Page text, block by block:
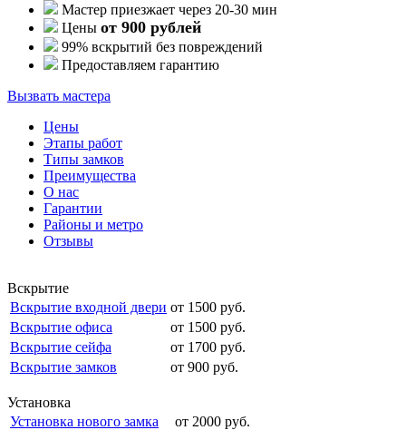
Мастер приезжает через 20-30 мин
Цены от 900 рублей
99% вскрытий без повреждений
Предоставляем гарантию
Вызвать мастера
Цены
Этапы работ
Типы замков
Преимущества
О нас
Гарантии
Районы и метро
Отзывы
Вскрытие
Вскрытие входной двери от 1500 руб.
Вскрытие офиса
от 1500 руб.
Вскрытие сейфа
от 1700 руб.
Вскрытие замков
от 900 руб.
Установка
Установка нового замка
от 2000 руб.